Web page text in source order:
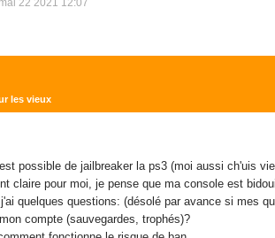
22 2021 12:07
les vieux
possible de jailbreaker la ps3 (moi aussi ch'uis
claire pour moi, je pense que ma console est
quelques questions: (désolé par avance si mes
compte (sauvegardes, trophés)?